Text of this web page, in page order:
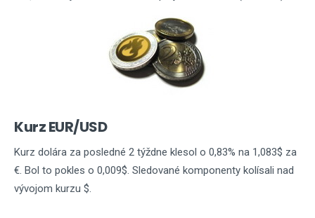
Kurz EUR/USD
Kurz dolára za posledné 2 týždne klesol o 0,83% na 1,083$ za
€. Bol to pokles o 0,009$. Sledované komponenty kolísali nad
vývojom kurzu $.